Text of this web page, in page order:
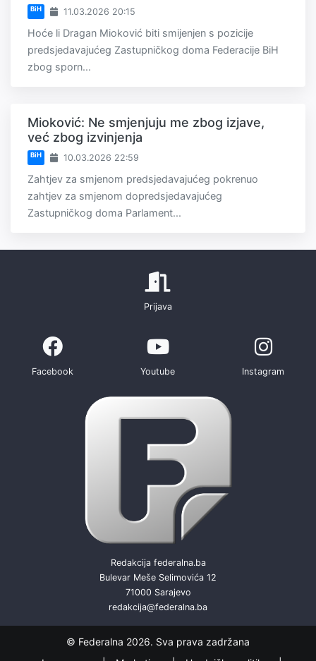
BiH 11.03.2026 20:15
Hoće li Dragan Mioković biti smijenjen s pozicije
predsjedavajućeg Zastupničkog doma Federacije BiH
zbog sporn...
Mioković: Ne smjenjuju me zbog izjave,
već zbog izvinjenja
BiH 10.03.2026 22:59
Zahtjev za smjenom predsjedavajućeg pokrenuo
zahtjev za smjenom dopredsjedavajućeg
Zastupničkog doma Parlament...
Prijava
Facebook Youtube Instagram
Redakcija federalna.ba
Bulevar Meše Selimovića 12
71000 Sarajevo
redakcija@federalna.ba
© Federalna 2026. Sva prava zadržana